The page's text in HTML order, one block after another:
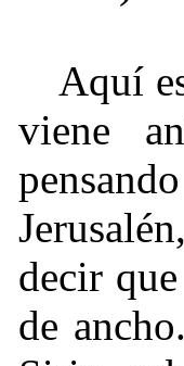
Aquí
viene
decir
de